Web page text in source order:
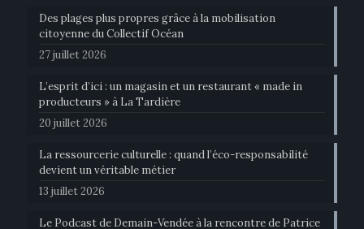
Des plages plus propres grâce à la mobilisation
citoyenne du Collectif Océan
27 juillet 2026
L’esprit d’ici : un magasin et un restaurant « made in
producteurs » à La Tardière
20 juillet 2026
La ressourcerie culturelle : quand l’éco-responsabilité
devient un véritable métier
13 juillet 2026
Le Podcast de Demain-Vendée à la rencontre de Patrice